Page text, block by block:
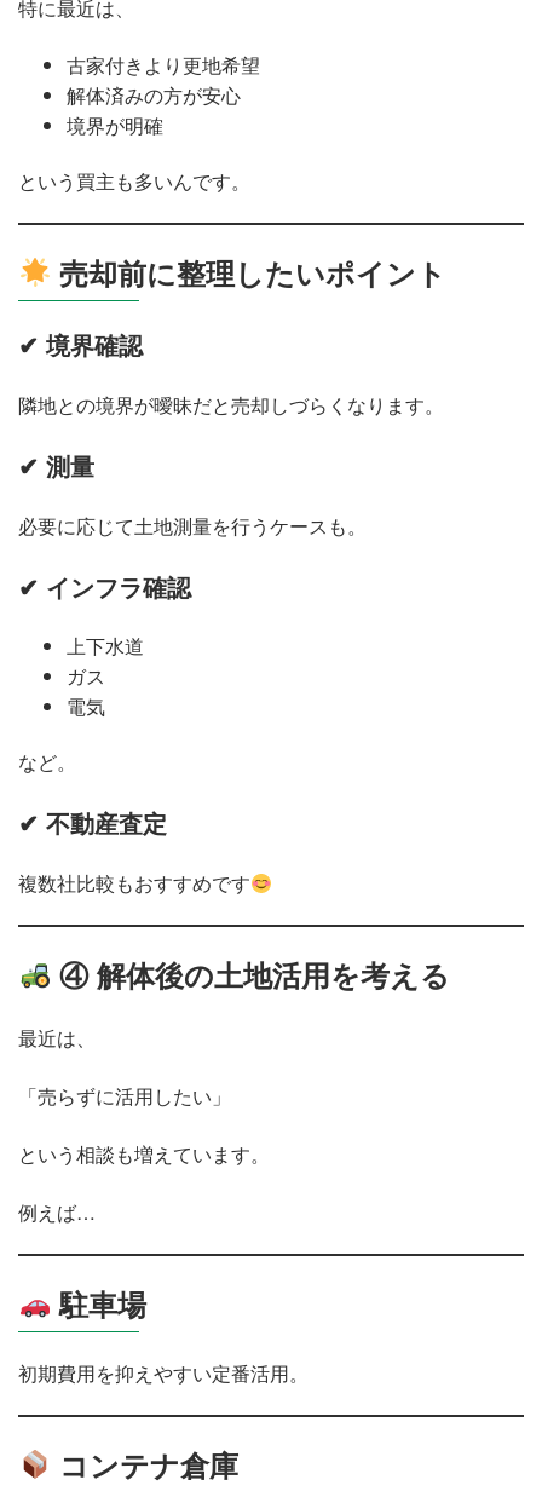
特に最近は、
古家付きより更地希望
解体済みの方が安心
境界が明確
という買主も多いんです。
売却前に整理したいポイント
✔ 境界確認
隣地との境界が曖昧だと売却しづらくなります。
✔ 測量
必要に応じて土地測量を行うケースも。
✔ インフラ確認
上下水道
ガス
電気
など。
✔ 不動産査定
複数社比較もおすすめです
④ 解体後の土地活用を考える
最近は、
「売らずに活用したい」
という相談も増えています。
例えば…
駐車場
初期費用を抑えやすい定番活用。
コンテナ倉庫